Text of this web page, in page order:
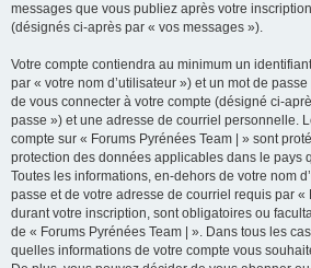
messages que vous publiez après votre
(désignés ci-après par « vos messages »).
Votre compte contiendra au minimum un
par « votre nom d’utilisateur ») et un mot de
de vous connecter à votre compte (désigné ci-
passe ») et une adresse de courriel personnelle.
compte sur « Forums Pyrénées Team | » sont
protection des données applicables dans le pays
Toutes les informations, en-dehors de votre nom
passe et de votre adresse de courriel requis par «
durant votre inscription, sont obligatoires ou
de « Forums Pyrénées Team | ». Dans tous les
quelles informations de votre compte vous